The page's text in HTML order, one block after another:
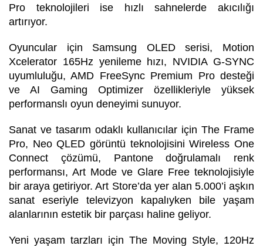
Pro teknolojileri ise hızlı sahnelerde akıcılığı
artırıyor.
Oyuncular için Samsung OLED serisi, Motion
Xcelerator 165Hz yenileme hızı, NVIDIA G-SYNC
uyumluluğu, AMD FreeSync Premium Pro desteği
ve AI Gaming Optimizer özellikleriyle yüksek
performanslı oyun deneyimi sunuyor.
Sanat ve tasarım odaklı kullanıcılar için The Frame
Pro, Neo QLED görüntü teknolojisini Wireless One
Connect çözümü, Pantone doğrulamalı renk
performansı, Art Mode ve Glare Free teknolojisiyle
bir araya getiriyor. Art Store’da yer alan 5.000’i aşkın
sanat eseriyle televizyon kapalıyken bile yaşam
alanlarının estetik bir parçası haline geliyor.
Yeni yaşam tarzları için The Moving Style, 120Hz